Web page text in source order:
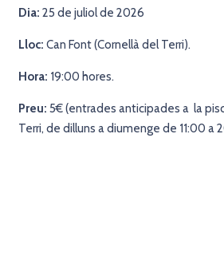
Dia: 25 de juliol de 2026
Lloc: Can Font (Cornellà del Terri).
Hora: 19:00 hores.
Preu: 5€ (entrades anticipades a la
Terri, de dilluns a diumenge de 11:00 a